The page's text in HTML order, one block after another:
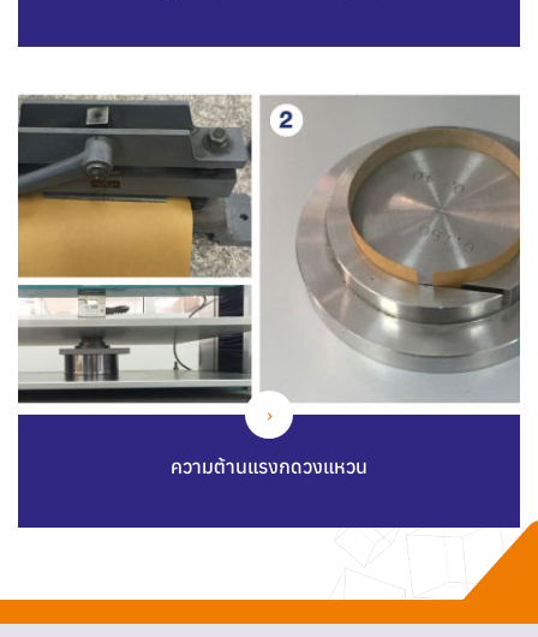
ความต้านแรงกดวงแหวน